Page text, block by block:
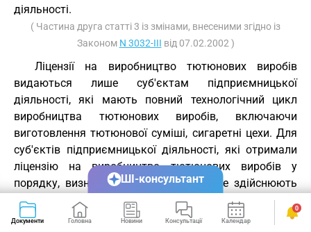
діяльності.
( Частина друга статті 3 із змінами, внесеними згідно із
Законом N 3032-III від 07.02.2002 )
Ліцензії на виробництво тютюнових виробів
видаються лише суб'єктам підприємницької
діяльності, які мають повний технологічний цикл
виробництва тютюнових виробів, включаючи
виготовлення тютюнової суміші, сигаретні цехи. Для
суб'єктів підприємницької діяльності, які отримали
ліцензію на виробництво тютюнових виробів у
порядку, визначеному законом, але не здійснюють
повного циклу виробництва тютюнових виробів,
ліцензія дійсна до кінця її строку.
Документи Головна Новини Консультації Календар Сервіси
0
ШІ-консультант